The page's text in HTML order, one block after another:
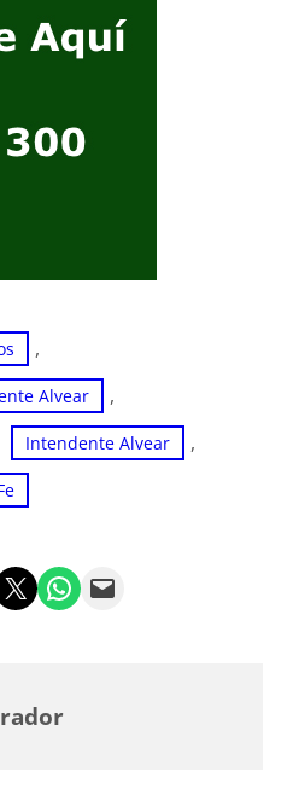
,
Alvear ,
Intendente Alvear ,
Twitter WhatsApp Email